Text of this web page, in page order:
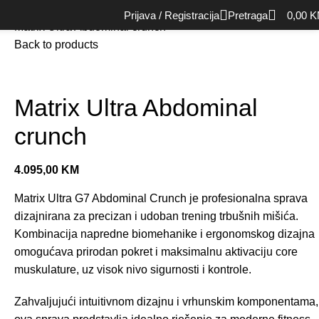
Prijava / Registracija Pretraga 0,00
Oprema za snagu (Strength)
Single mašine
Back to products
Matrix Ultra Abdominal
crunch
4.095,00 KM
Matrix Ultra G7 Abdominal Crunch je profesionalna sprava
dizajnirana za precizan i udoban trening trbušnih mišića.
Kombinacija napredne biomehanike i ergonomskog dizajna
omogućava prirodan pokret i maksimalnu aktivaciju core
muskulature, uz visok nivo sigurnosti i kontrole.
Zahvaljujući intuitivnom dizajnu i vrhunskim komponentama,